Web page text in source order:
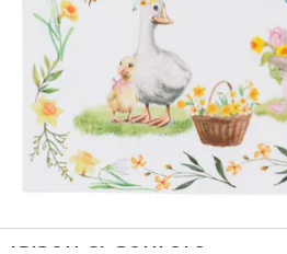
3 raisons de choisir
& Confort”